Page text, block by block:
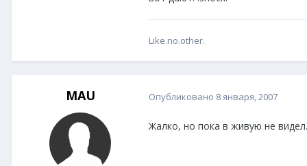
Like.no.other.
MAU Опубликовано 8 января, 2007
Жалко, но пока в живую не видел.